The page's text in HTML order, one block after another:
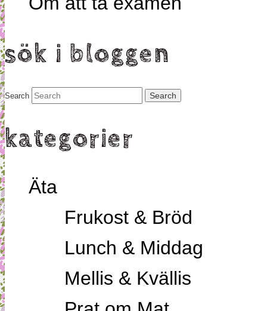
sök i bloggen
Search
kategorier
Äta
Frukost & Bröd
Lunch & Middag
Mellis & Kvällis